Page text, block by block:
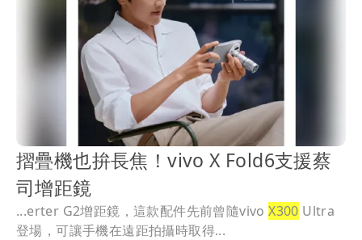
摺疊機也拚長焦！vivo X Fold6支援蔡
司增距鏡
...erter G2增距鏡，這款配件先前曾隨vivoX300 Ultra
登場，可讓手機在遠距拍攝時取得...